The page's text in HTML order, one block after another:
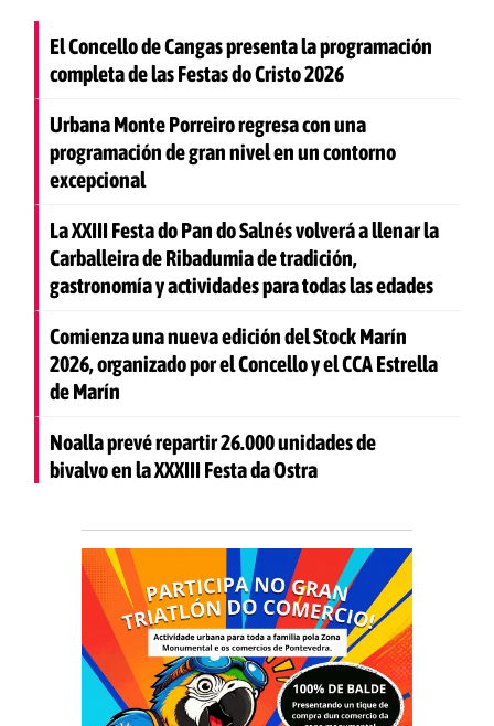
El Concello de Cangas presenta la programación
completa de las Festas do Cristo 2026
Urbana Monte Porreiro regresa con una
programación de gran nivel en un contorno
excepcional
La XXIII Festa do Pan do Salnés volverá a llenar la
Carballeira de Ribadumia de tradición,
gastronomía y actividades para todas las edades
Comienza una nueva edición del Stock Marín
2026, organizado por el Concello y el CCA Estrella
de Marín
Noalla prevé repartir 26.000 unidades de
bivalvo en la XXXIII Festa da Ostra